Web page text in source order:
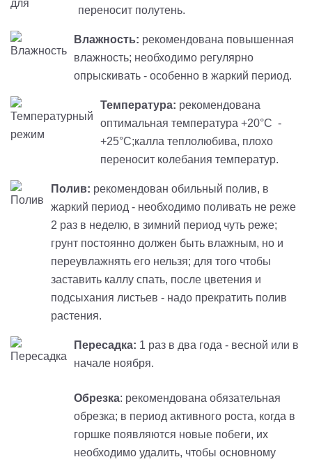
переносит полутень.
Влажность: рекомендована повышенная
влажность; необходимо регулярно
опрыскивать - особенно в жаркий период.
Температура: рекомендована
оптимальная температура +20°C -
+25°C;калла теплолюбива, плохо
переносит колебания температур.
Полив: рекомендован обильный полив, в
жаркий период - необходимо поливать не реже
2 раз в неделю, в зимний период чуть реже;
грунт постоянно должен быть влажным, но и
переувлажнять его нельзя; для того чтобы
заставить каллу спать, после цветения и
подсыхания листьев - надо прекратить полив
растения.
Пересадка: 1 раз в два года - весной или в
начале ноября.
Обрезка: рекомендована обязательная
обрезка; в период активного роста, когда в
горшке появляются новые побеги, их
необходимо удалить, чтобы основному